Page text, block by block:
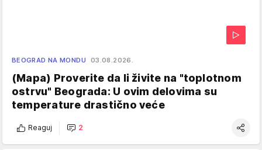
BEOGRAD NA MONDU 03.08.2026.
(Mapa) Proverite da li živite na "toplotnom
ostrvu" Beograda: U ovim delovima su
temperature drastično veće
Reaguj 2